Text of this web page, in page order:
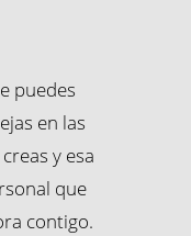
puedes
en las
y esa
que
contigo.